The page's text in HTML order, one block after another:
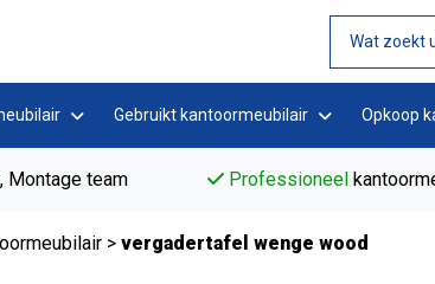
Gebruikt kantoormeubilair Opkoop
Montage team Professioneel
> vergadertafel wenge wood